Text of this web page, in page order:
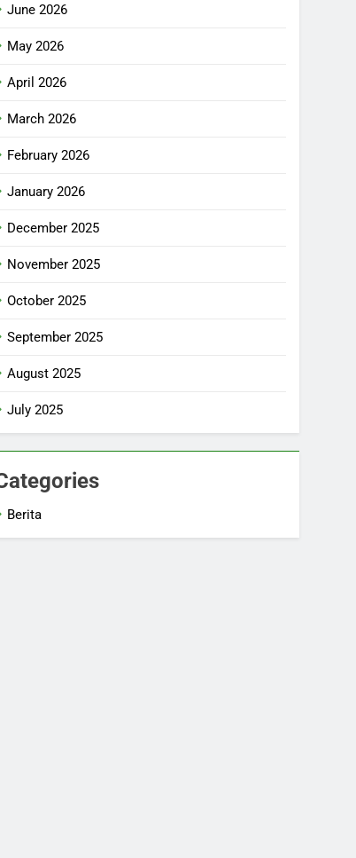
June 2026
May 2026
April 2026
March 2026
February 2026
January 2026
December 2025
November 2025
October 2025
September 2025
August 2025
July 2025
Berita